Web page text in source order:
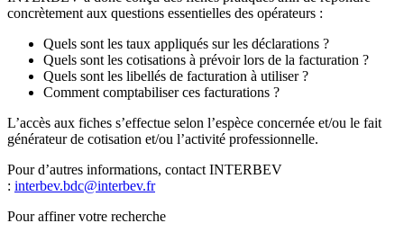
concrètement aux questions essentielles des opérateurs :
Quels sont les taux appliqués sur les déclarations ?
Quels sont les cotisations à prévoir lors de la facturation ?
Quels sont les libellés de facturation à utiliser ?
Comment comptabiliser ces facturations ?
L’accès aux fiches s’effectue selon l’espèce concernée et/ou le fait
générateur de cotisation et/ou l’activité professionnelle.
Pour d’autres informations, contact INTERBEV
: interbev.bdc@interbev.fr
Pour affiner votre recherche